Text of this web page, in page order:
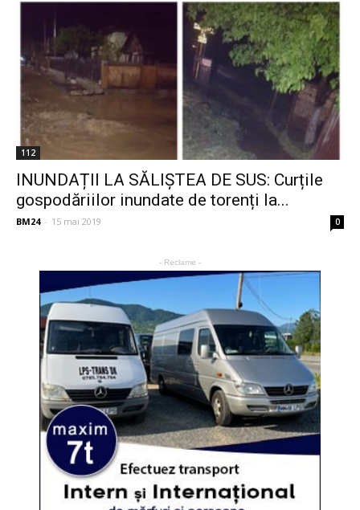
112
INUNDAȚII LA SĂLIȘTEA DE SUS: Curțile
gospodăriilor inundate de torenți la...
BM24 - 15 mai 2019 0
- Reclame -